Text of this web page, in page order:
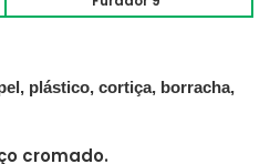
plástico, cortiça, borracha,
cromado.